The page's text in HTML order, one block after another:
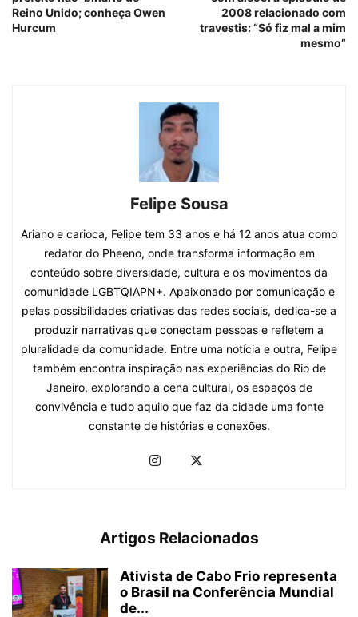
Reino Unido; conheça Owen
Hurcum
2008 relacionado com
travestis: “Só fiz mal a mim
mesmo”
Felipe Sousa
Ariano e carioca, Felipe tem 33 anos e há 12 anos atua como
redator do Pheeno, onde transforma informação em
conteúdo sobre diversidade, cultura e os movimentos da
comunidade LGBTQIAPN+. Apaixonado por comunicação e
pelas possibilidades criativas das redes sociais, dedica-se a
produzir narrativas que conectam pessoas e refletem a
pluralidade da comunidade. Entre uma notícia e outra, Felipe
também encontra inspiração nas experiências do Rio de
Janeiro, explorando a cena cultural, os espaços de
convivência e tudo aquilo que faz da cidade uma fonte
constante de histórias e conexões.
Artigos Relacionados
Ativista de Cabo Frio representa
o Brasil na Conferência Mundial
de...